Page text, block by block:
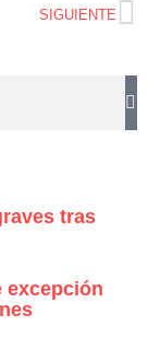
SIGUIENTE
tras
excepción